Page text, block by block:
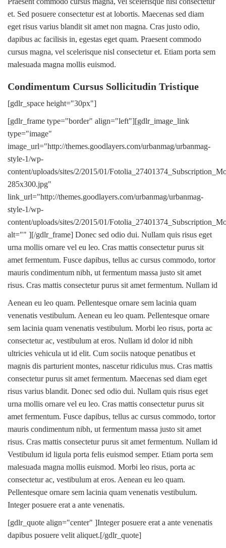
et. Sed posuere consectetur est at lobortis. Maecenas sed diam
eget risus varius blandit sit amet non magna. Cras justo odio,
dapibus ac facilisis in, egestas eget quam. Praesent commodo
cursus magna, vel scelerisque nisl consectetur et. Etiam porta sem
malesuada magna mollis euismod.
Condimentum Cursus Sollicitudin Tristique
[gdlr_space height="30px"]
[gdlr_frame type="border" align="left"][gdlr_image_link
type="image"
image_url="http://themes.goodlayers.com/urbanmag/urbanmag-
style-1/wp-
content/uploads/sites/2/2015/01/
285x300.jpg"
link_url="http://themes.goodlayers.com/urbanmag/urbanmag-
style-1/wp-
content/uploads/sites/2/2015/01/
alt="" ][/gdlr_frame] Donec sed odio dui. Nullam quis risus eget
urna mollis ornare vel eu leo. Cras mattis consectetur purus sit
amet fermentum. Fusce dapibus, tellus ac cursus commodo, tortor
mauris condimentum nibh, ut fermentum massa justo sit amet
risus. Cras mattis consectetur purus sit amet fermentum. Nullam id
Aenean eu leo quam. Pellentesque ornare sem lacinia quam
venenatis vestibulum. Aenean eu leo quam. Pellentesque ornare
sem lacinia quam venenatis vestibulum. Morbi leo risus, porta ac
consectetur ac, vestibulum at eros. Nullam id dolor id nibh
ultricies vehicula ut id elit. Cum sociis natoque penatibus et
magnis dis parturient montes, nascetur ridiculus mus. Cras mattis
consectetur purus sit amet fermentum. Maecenas sed diam eget
risus varius blandit. Donec sed odio dui. Nullam quis risus eget
urna mollis ornare vel eu leo. Cras mattis consectetur purus sit
amet fermentum. Fusce dapibus, tellus ac cursus commodo, tortor
mauris condimentum nibh, ut fermentum massa justo sit amet
risus. Cras mattis consectetur purus sit amet fermentum. Nullam id
Vestibulum id ligula porta felis euismod semper. Etiam porta sem
malesuada magna mollis euismod. Morbi leo risus, porta ac
consectetur ac, vestibulum at eros. Aenean eu leo quam.
Pellentesque ornare sem lacinia quam venenatis vestibulum.
Integer posuere erat a ante venenatis.
[gdlr_quote align="center" ]Integer posuere erat a ante venenatis
dapibus posuere velit aliquet.[/gdlr_quote]